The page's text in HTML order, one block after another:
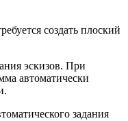
создать плоский
эскизов. При
автоматически
задания